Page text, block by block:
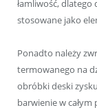
łamliwość,
stosowane jako
Ponadto należy
termowanego na
obróbki deski
barwienie w